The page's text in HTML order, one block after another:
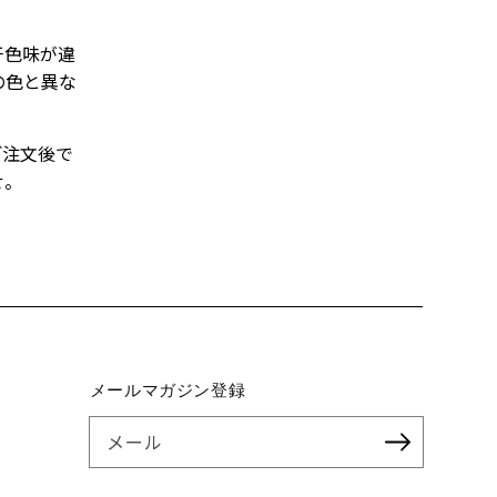
味が違
と異な
文後で
メールマガジン登録
メール